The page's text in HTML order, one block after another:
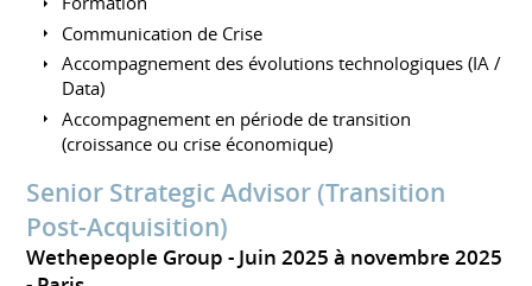
Communication de Crise
Accompagnement des évolutions technologiques (IA /
Data)
Accompagnement en période de transition
(croissance ou crise économique)
Senior Strategic Advisor (Transition
Post-Acquisition)
Wethepeople Group
Juin 2025 à novembre 2025